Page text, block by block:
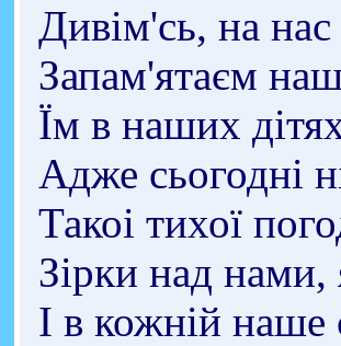
Дивім'сь, на
Запам'ятаєм
Їм в наших
Адже сьогодні
Такоі тихої
Зірки над нами,
І в кожній наше